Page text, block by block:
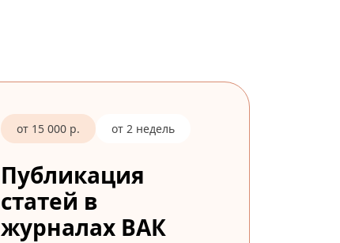
от 15 000 р. от 2 недель
Публикация
статей в
журналах ВАК